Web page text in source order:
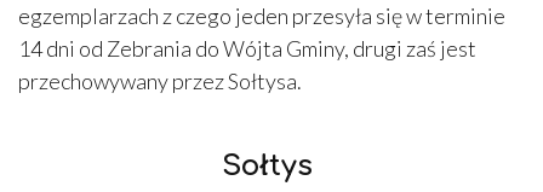
egzemplarzach z czego jeden przesyła się w terminie
14 dni od Zebrania do Wójta Gminy, drugi zaś jest
przechowywany przez Sołtysa.
Sołtys